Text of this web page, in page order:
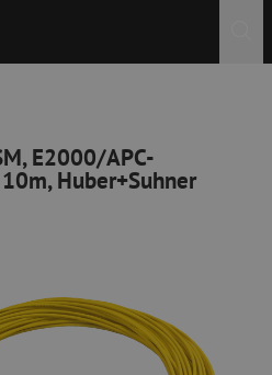
E2000/APC-
Huber+Suhner